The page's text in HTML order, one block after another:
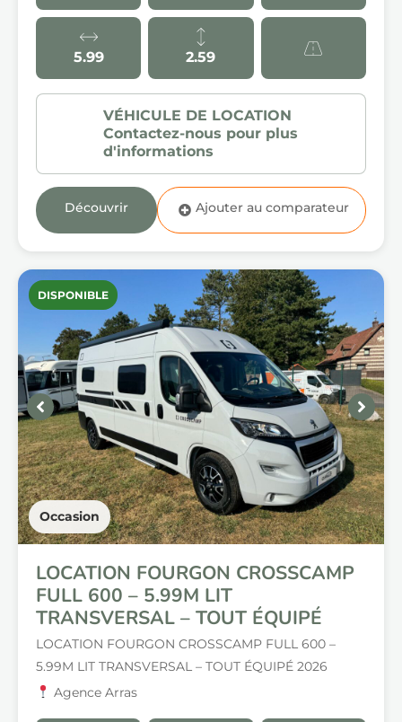
5.99 2.59
Découvrir
Occasion
DISPONIBLE
LOCATION FOURGON CROSSCAMP
FULL 600 – 5.99M LIT
TRANSVERSAL – TOUT ÉQUIPÉ
LOCATION FOURGON CROSSCAMP FULL 600 –
5.99M LIT TRANSVERSAL – TOUT ÉQUIPÉ 2026
Agence Arras